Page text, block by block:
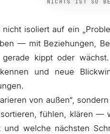
NICHTS IST SO
isoliert auf ein
— mit Beziehungen,
kippt oder
und neue
von außen“,
fühlen, klären —
welche nächsten